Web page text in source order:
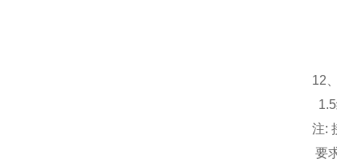
12
1.5
注:
要